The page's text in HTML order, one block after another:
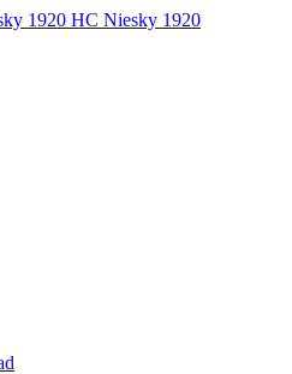
HC Niesky 1920